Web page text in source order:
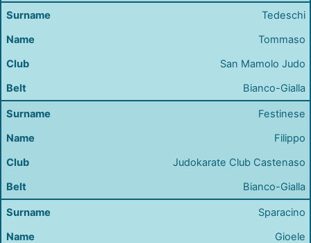
Tedeschi
Tommaso
San Mamolo Judo
Bianco-Gialla
Festinese
Filippo
Judokarate Club Castenaso
Bianco-Gialla
Sparacino
Gioele